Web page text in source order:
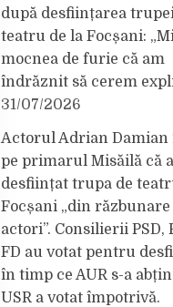
după desființarea
teatru de la Focșani:
mocnea de furie că am
îndrăznit să cerem
31/07/2026
Actorul Adrian Damian
pe primarul Misăilă că a
desființat trupa de
Focșani „din răzbunare
actori”. Consilierii PSD,
FD au votat pentru
în timp ce AUR s-a
USR a votat împotrivă.